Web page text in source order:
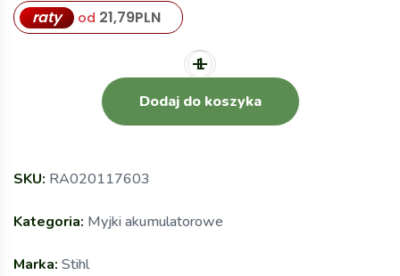
raty od 21,79PLN
Dodaj do koszyka
SKU: RA020117603
Kategoria: Myjki akumulatorowe
Marka: Stihl